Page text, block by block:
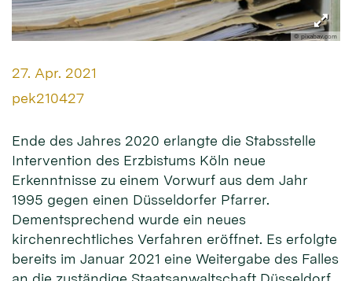
© pixabay.com
Datum:
27. Apr. 2021
Von:
pek210427
Ende des Jahres 2020 erlangte die Stabsstelle
Intervention des Erzbistums Köln neue
Erkenntnisse zu einem Vorwurf aus dem Jahr
1995 gegen einen Düsseldorfer Pfarrer.
Dementsprechend wurde ein neues
kirchenrechtliches Verfahren eröffnet. Es erfolgte
bereits im Januar 2021 eine Weitergabe des Falles